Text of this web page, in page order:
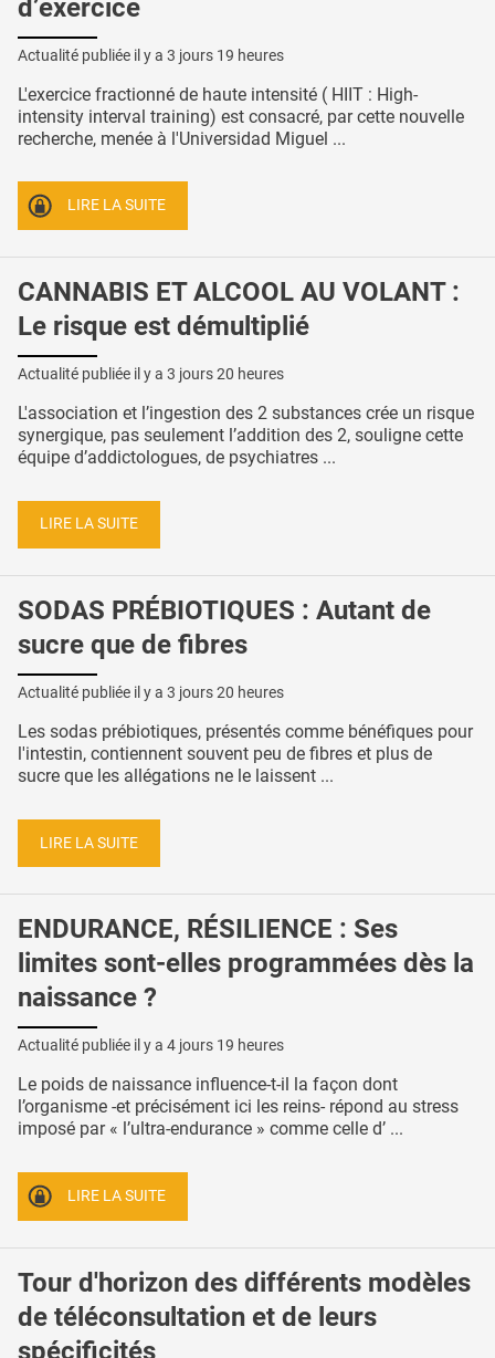
d’exercice
Actualité publiée il y a 3 jours 19 heures
L'exercice fractionné de haute intensité ( HIIT : High-
intensity interval training) est consacré, par cette nouvelle
recherche, menée à l'Universidad Miguel ...
LIRE LA SUITE
CANNABIS ET ALCOOL AU VOLANT :
Le risque est démultiplié
Actualité publiée il y a 3 jours 20 heures
L'association et l’ingestion des 2 substances crée un risque
synergique, pas seulement l’addition des 2, souligne cette
équipe d’addictologues, de psychiatres ...
LIRE LA SUITE
SODAS PRÉBIOTIQUES : Autant de
sucre que de fibres
Actualité publiée il y a 3 jours 20 heures
Les sodas prébiotiques, présentés comme bénéfiques pour
l'intestin, contiennent souvent peu de fibres et plus de
sucre que les allégations ne le laissent ...
LIRE LA SUITE
ENDURANCE, RÉSILIENCE : Ses
limites sont-elles programmées dès la
naissance ?
Actualité publiée il y a 4 jours 19 heures
Le poids de naissance influence-t-il la façon dont
l’organisme -et précisément ici les reins- répond au stress
imposé par « l’ultra-endurance » comme celle d’ ...
LIRE LA SUITE
Tour d'horizon des différents modèles
de téléconsultation et de leurs
spécificités